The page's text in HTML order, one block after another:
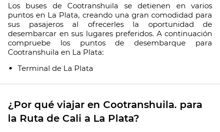
Los buses de Cootranshuila se detienen en varios
puntos en La Plata, creando una gran comodidad para
sus pasajeros al ofrecerles la oportunidad de
desembarcar en sus lugares preferidos. A continuación
compruebe los puntos de desembarque para
Cootranshuila en La Plata:
Terminal de La Plata
¿Por qué viajar en Cootranshuila. para
la Ruta de Cali a La Plata?